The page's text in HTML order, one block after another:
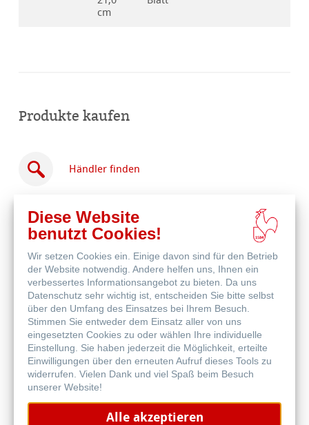
cm
Produkte kaufen
Händler finden
Online
kaufen
Weitere Produkte
Diese Website
benutzt Cookies!
Wir setzen Cookies ein. Einige davon sind für den Betrieb
der Website notwendig. Andere helfen uns, Ihnen ein
verbessertes Informationsangebot zu bieten. Da uns
Datenschutz sehr wichtig ist, entscheiden Sie bitte selbst
über den Umfang des Einsatzes bei Ihrem Besuch.
Stimmen Sie entweder dem Einsatz aller von uns
eingesetzten Cookies zu oder wählen Ihre individuelle
Einstellung. Sie haben jederzeit die Möglichkeit, erteilte
Einwilligungen über den erneuten Aufruf dieses Tools zu
widerrufen. Vielen Dank und viel Spaß beim Besuch
unserer Website!
Alle akzeptieren